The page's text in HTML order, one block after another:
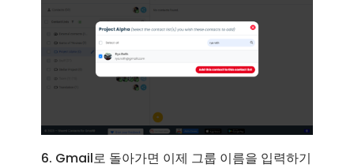
6. Gmail로 돌아가면 이제 그룹 이름을 입력하기